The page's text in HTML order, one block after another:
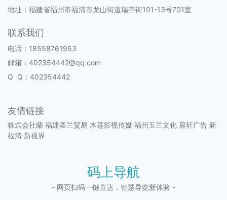
地址：福建省福州市福清市龙山街道瑞亭街101-13号701室
联系我们
电话：18558761953
邮箱：402354442@qq.com
Q Q：402354442
友情链接
株式会社蘭 福建圣兰贸易 木莲影视传媒 福州玉兰文化 晨轩广告 新
福清·新视界
码上导航
- 网页扫码一键直达，智慧导览新体验 -